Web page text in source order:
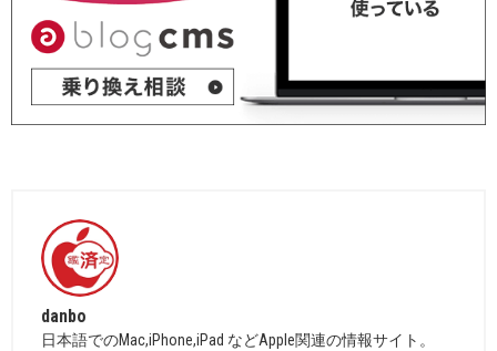
danbo
日本語でのMac,iPhone,iPad などApple関連の情報サイト。